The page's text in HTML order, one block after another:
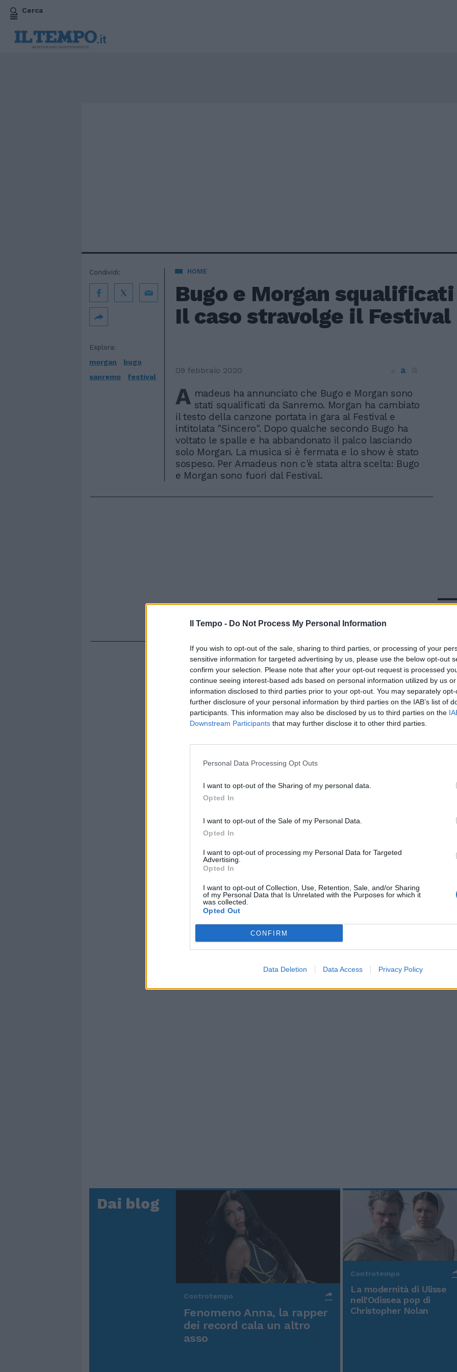
Il Tempo - Do Not Process My Personal Information
If you wish to opt-out of the sale, sharing to third parties, or processing of your
sensitive information for targeted advertising by us, please use the below opt-out
confirm your selection. Please note that after your opt-out request is processed
continue seeing interest-based ads based on personal information utilized by us
information disclosed to third parties prior to your opt-out. You may separately
further disclosure of your personal information by third parties on the IAB’s list of
participants. This information may also be disclosed by us to third parties on the
Downstream Participants that may further disclose it to other third parties.
Personal Data Processing Opt Outs
I want to opt-out of the Sharing of my personal data.
Opted In
I want to opt-out of the Sale of my Personal Data.
Opted In
I want to opt-out of processing my Personal Data for Targeted
Advertising.
Opted In
I want to opt-out of Collection, Use, Retention, Sale, and/or Sharing
of my Personal Data that Is Unrelated with the Purposes for which it
was collected.
Opted Out
CONFIRM
Data Deletion Data Access Privacy Policy
Cerca
HOME
Bugo e Morgan
Il caso stravolge il Festival
Esplora:
morgan
bugo
sanremo
festival
Condividi:
09 febbraio 2020 a
A madeus ha annunciato che Bugo e Morgan sono
stati squalificati da Sanremo. Morgan ha cambiato
il testo della canzone portata in gara al Festival e
intitolata "Sincero". Dopo qualche secondo Bugo ha
voltato le spalle e ha abbandonato il palco lasciando
solo Morgan. La musica si è fermata e lo show è stato
sospeso. Per Amadeus non c'è stata altra scelta: Bugo
e Morgan sono fuori dal Festival.
In
Rudy Giuliani a Come States?
americana
Dai blog
Controtempo
Fenomeno Anna, la rapper
dei record cala un altro
asso
Controtempo
La modernità di Ulisse
nell'Odissea pop di
Christopher Nolan